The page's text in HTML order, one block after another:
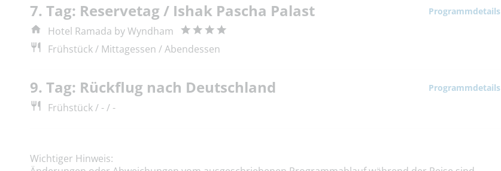
7. Tag: Reservetag / Ishak Pascha Palast Programmdetails
Hotel Ramada by Wyndham
Frühstück / Mittagessen / Abendessen
9. Tag: Rückflug nach Deutschland Programmdetails
Frühstück / - / -
Wichtiger Hinweis: